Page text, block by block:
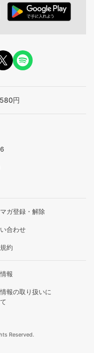
円
ガ登録・解除
合わせ
約
報
報の取り扱いに
Reserved.